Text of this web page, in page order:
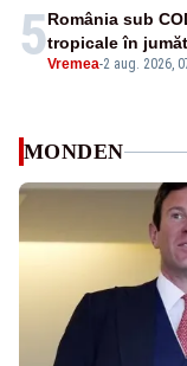
5Vremea-2 aug. 2026,
România sub
tropicale în
MONDEN